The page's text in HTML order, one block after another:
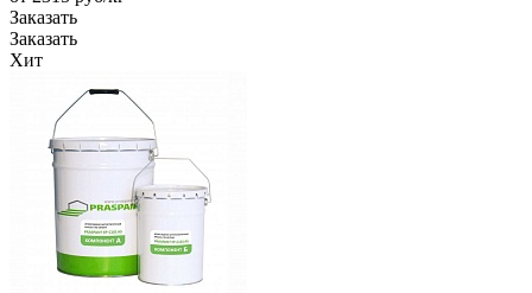
Заказать
Заказать
Хит